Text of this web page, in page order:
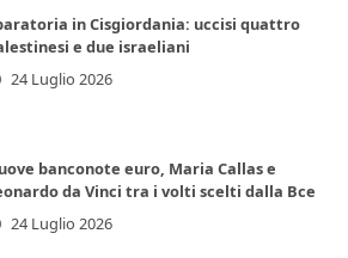
in Cisgiordania: uccisi quattro
e due israeliani
24 Luglio 2026
banconote euro, Maria Callas e
da Vinci tra i volti scelti dalla Bce
24 Luglio 2026